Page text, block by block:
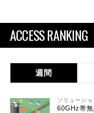
ACCESS RANKING
週間
ソリューショ
60GHz帯